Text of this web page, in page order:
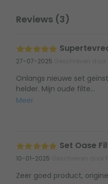
Reviews (3)
27-07-2025
Onlangs nieuwe set
helder. Mijn oude filte...
Meer
Set Oase
10-01-2025
Zeer goed product,